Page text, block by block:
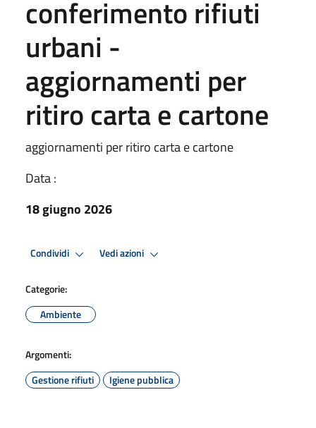
conferimento rifiuti
urbani -
aggiornamenti per
ritiro carta e cartone
aggiornamenti per ritiro carta e cartone
Data :
18 giugno 2026
Condividi Vedi azioni
Categorie:
Ambiente
Argomenti:
Gestione rifiuti
Igiene pubblica